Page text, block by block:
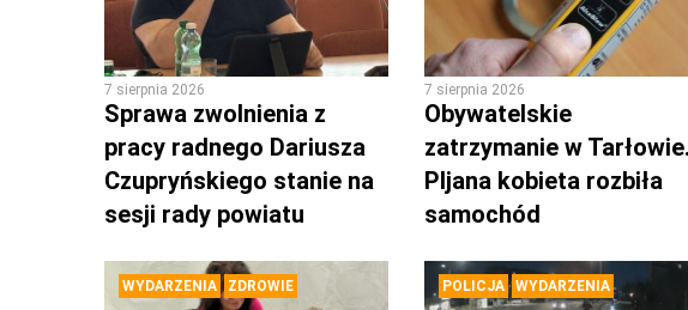
7 sierpnia 2026
Sprawa zwolnienia z
pracy radnego Dariusza
Czupryńskiego stanie na
sesji rady powiatu
7 sierpnia 2026
Obywatelskie
zatrzymanie w Tarłowie.
PIjana kobieta rozbiła
samochód
WYDARZENIA ZDROWIE POLICJA WYDARZENIA